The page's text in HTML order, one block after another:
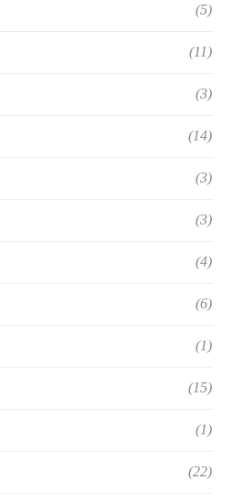
(5)
(11)
(3)
(14)
(3)
(3)
(4)
(6)
(1)
(15)
(1)
(22)